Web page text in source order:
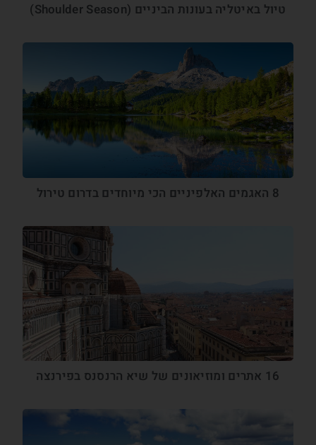
טיול באיטליה בעונות הביניים (Shoulder Season)
8 האגמים האלפיניים הכי מיוחדים בדרום טירול
16 אתרים ומוזיאונים של שיא הרנסנס בפירנצה